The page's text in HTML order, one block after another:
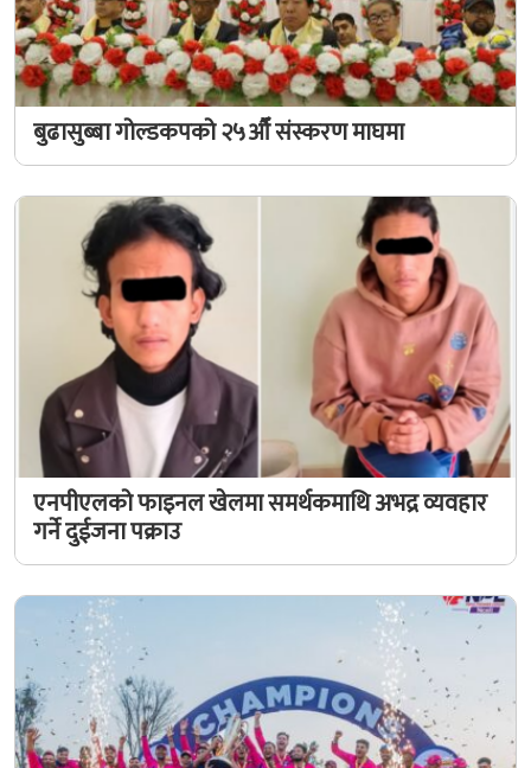
बुढासुब्बा गोल्डकपको २५औँ संस्करण माघमा
एनपीएलको फाइनल खेलमा समर्थकमाथि अभद्र व्यवहार
गर्ने दुईजना पक्राउ